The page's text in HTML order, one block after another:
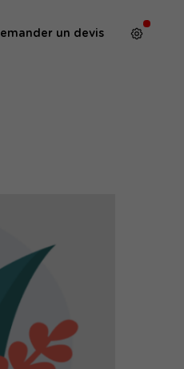
un devis